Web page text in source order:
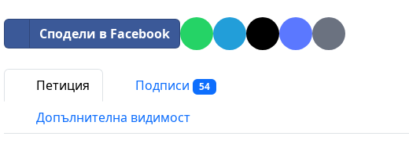
Сподели в Facebook
Петиция Подписи 54
Допълнителна видимост